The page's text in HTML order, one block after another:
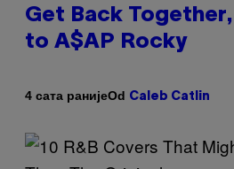
Get Back
to A$AP Rocky
4 сата ранијеOd Caleb Catlin